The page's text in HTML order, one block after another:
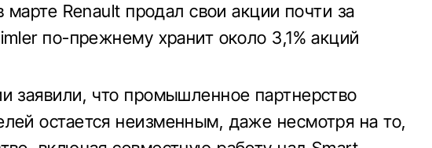
марте Renault продал свои акции почти за
по-прежнему хранит около 3,1% акций
заявили, что промышленное партнерство
остается неизменным, даже несмотря на то,